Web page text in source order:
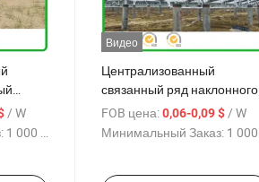
/ W
1 000 W
Видео
Централизованный
связанный ряд наклонного
одностороннего трекера
FOB цена: 0,06-0,09 $/ W
Минимальный Заказ: 1 000 W